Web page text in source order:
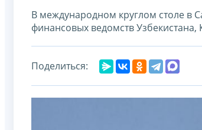
В международном круглом столе в
финансовых ведомств
Поделиться: